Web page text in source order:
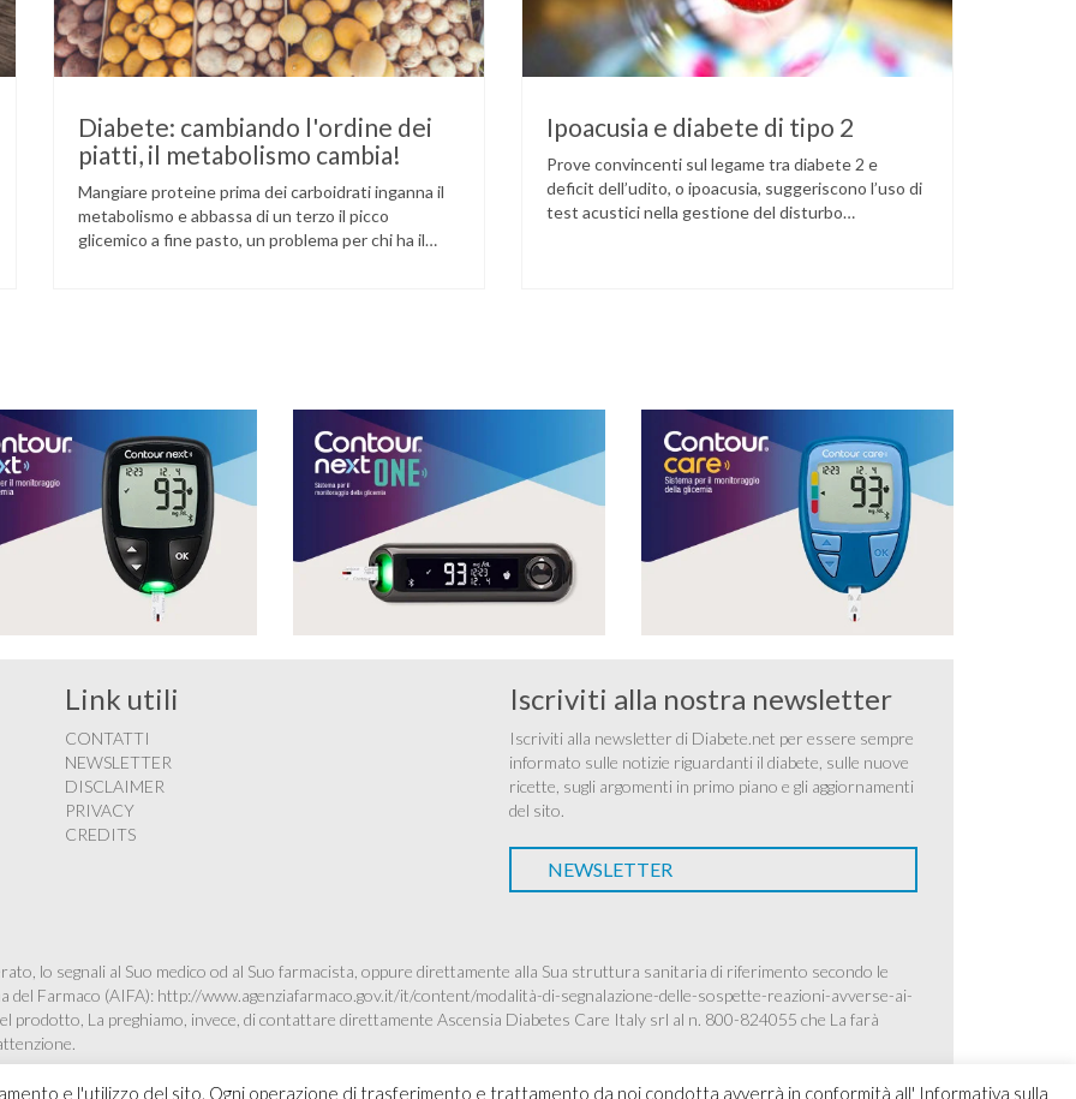
Diabete: cambiando l'ordine dei
piatti, il metabolismo cambia!
Mangiare proteine prima dei carboidrati inganna il
metabolismo e abbassa di un terzo il picco
glicemico a fine pasto, un problema per chi ha il
Ipoacusia e diabete di tipo 2
Prove convincenti sul legame tra diabete 2 e
deficit dell’udito, o ipoacusia, suggeriscono l’uso di
test acustici nella gestione del disturbo
e l'utilizzo del sito. Ogni operazione di trasferimento e trattamento da noi condotta avverrà in conformità all' Informativa sulla
Link utili
CONTATTI
NEWSLETTER
DISCLAIMER
PRIVACY
CREDITS
Iscriviti alla nostra newsletter
Iscriviti alla newsletter di Diabete.net per essere sempre
informato sulle notizie riguardanti il diabete, sulle nuove
ricette, sugli argomenti in primo piano e gli aggiornamenti
del sito.
NEWSLETTER
lo segnali al Suo medico od al Suo farmacista, oppure direttamente alla Sua struttura sanitaria di riferimento secondo le
del Farmaco (AIFA): http://www.agenziafarmaco.gov.it/it/content/modalità-di-segnalazione-delle-sospette-reazioni-avverse-ai-
prodotto, La preghiamo, invece, di contattare direttamente Ascensia Diabetes Care Italy srl al n. 800-824055 che La farà